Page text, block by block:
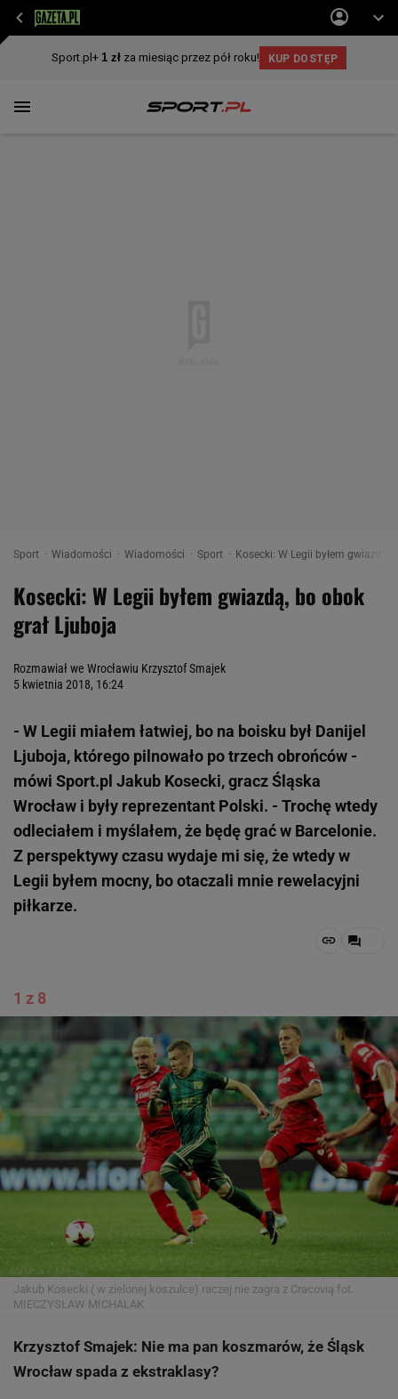
Sport Wiadomości Wiadomości Sport Kosecki: W Legii byłem gwiazdą,
Kosecki: W Legii byłem gwiazdą, bo obok
grał Ljuboja
Rozmawiał we Wrocławiu Krzysztof Smajek
5 kwietnia 2018, 16:24
- W Legii miałem łatwiej, bo na boisku był Danijel
Ljuboja, którego pilnowało po trzech obrońców -
mówi Sport.pl Jakub Kosecki, gracz Śląska
Wrocław i były reprezentant Polski. - Trochę wtedy
odleciałem i myślałem, że będę grać w Barcelonie.
Z perspektywy czasu wydaje mi się, że wtedy w
Legii byłem mocny, bo otaczali mnie rewelacyjni
piłkarze.
1 z 8
Jakub Kosecki ( w zielonej koszulce) raczej nie zagra z Cracovią fot.
MIECZYSŁAW MICHALAK
Krzysztof Smajek: Nie ma pan koszmarów, że Śląsk
Wrocław spada z ekstraklasy?